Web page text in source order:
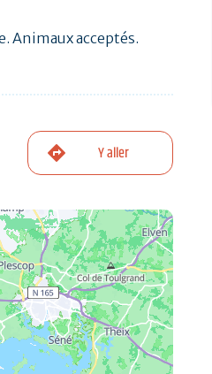
Animaux acceptés.
Y aller